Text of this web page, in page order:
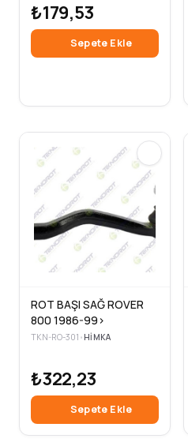
₺179,53
Sepete Ekle
ROT BAŞI SAĞ ROVER
800 1986-99>
TKN-RO-301 •HIMKA
₺322,23
Sepete Ekle